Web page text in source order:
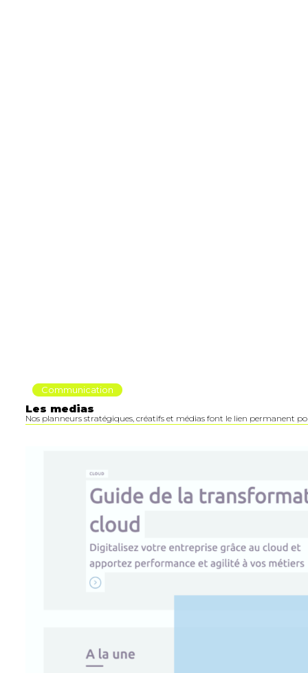
Communication
Les medias
Nos planneurs stratégiques, créatifs et médias font le lien permanent